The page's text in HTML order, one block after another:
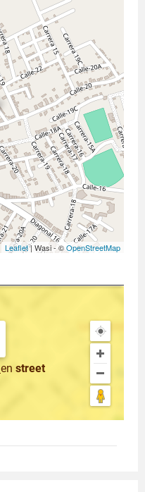
Leaflet| Wasi - ©OpenStreetMap
en street